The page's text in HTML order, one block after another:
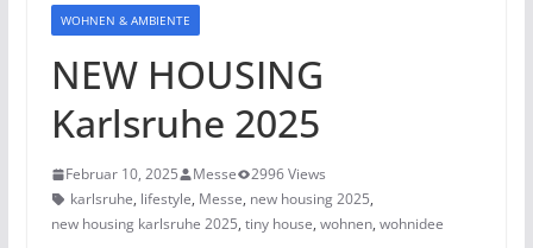
WOHNEN & AMBIENTE
NEW HOUSING
Karlsruhe 2025
Februar 10, 2025 Messe
2996 Views
karlsruhe, lifestyle, Messe, new housing 2025,
new housing karlsruhe 2025, tiny house, wohnen, wohnidee